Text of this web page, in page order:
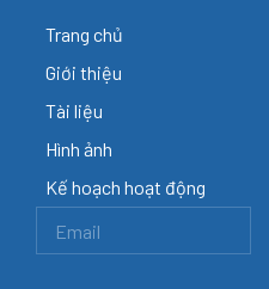
Trang chủ
Giới thiệu
Tài liệu
Hình ảnh
Kế hoạch hoạt động